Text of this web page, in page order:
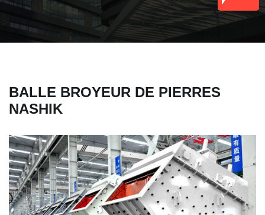
BALLE BROYEUR DE PIERRES
NASHIK